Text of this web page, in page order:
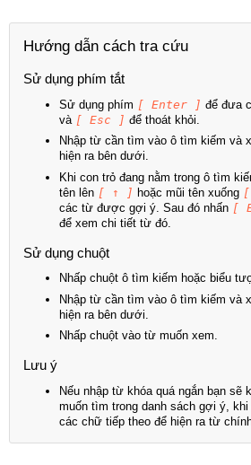
Hướng dẫn cách tra cứu
Sử dụng phím tắt
Sử dụng phím [ Enter ] để đưa
và [ Esc ] để thoát khỏi.
Nhập từ cần tìm vào ô tìm kiếm và
hiện ra bên dưới.
Khi con trỏ đang nằm trong ô tìm
tên lên [ ↑ ] hoặc mũi tên xuống
các từ được gợi ý. Sau đó nhấn [
để xem chi tiết từ đó.
Sử dụng chuột
Nhấp chuột ô tìm kiếm hoặc biểu
Nhập từ cần tìm vào ô tìm kiếm và
hiện ra bên dưới.
Nhấp chuột vào từ muốn xem.
Lưu ý
Nếu nhập từ khóa quá ngắn bạn sẽ
muốn tìm trong danh sách gợi ý, khi
các chữ tiếp theo để hiện ra từ